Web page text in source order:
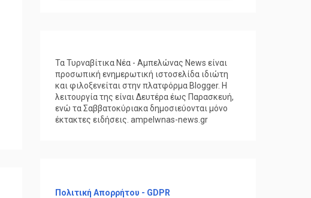
Τα Τυρναβίτικα Νέα - Αμπελώνας News είναι
προσωπική ενημερωτική ιστοσελίδα ιδιώτη
και φιλοξενείται στην πλατφόρμα Blogger. Η
λειτουργία της είναι Δευτέρα έως Παρασκευή,
ενώ τα Σαββατοκύριακα δημοσιεύονται μόνο
έκτακτες ειδήσεις. ampelwnas-news.gr
Πολιτική Απορρήτου - GDPR